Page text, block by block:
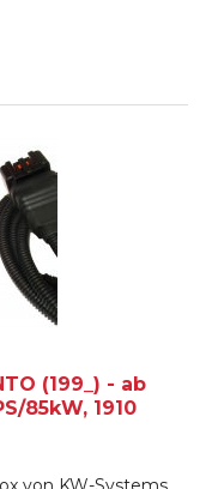
(199_) - ab
85kW, 1910